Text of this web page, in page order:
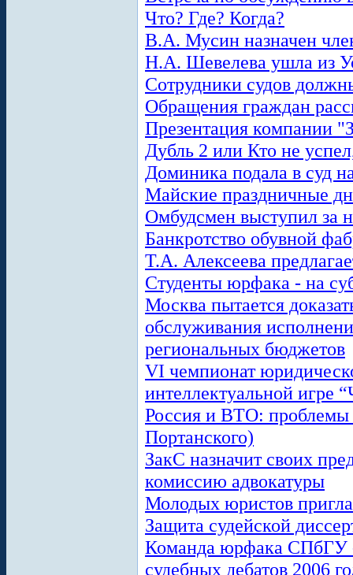
Что? Где? Когда?
В.А. Мусин назначен
Н.А. Шевелева ушла из
Сотрудники судов
Обращения граждан
Презентация компании
Дубль 2 или Кто не
Доминика подала в суд
Майские праздничные
Омбудсмен выступил за
Банкротство обувной
Т.А. Алексеева
Студенты юрфака - на
Москва пытается
обслуживания
региональных бюджетов
VI чемпионат
интеллектуальной игре
Россия и ВТО:
Портанского)
ЗакС назначит своих
комиссию адвокатуры
Молодых юристов
Защита судейской
Команда юрфака СПбГУ
судебных дебатов 2006